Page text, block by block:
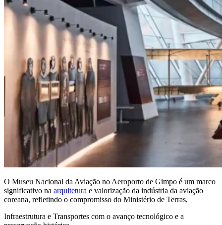
O Museu Nacional da Aviação no Aeroporto de Gimpo é um marco
significativo na arquitetura e valorização da indústria da aviação
coreana, refletindo o compromisso do Ministério de Terras,
Infraestrutura e Transportes com o avanço tecnológico e a